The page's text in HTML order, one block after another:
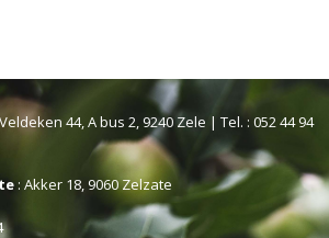
44, A bus 2, 9240 Zele | Tel. : 052 44 94
: Akker 18, 9060 Zelzate